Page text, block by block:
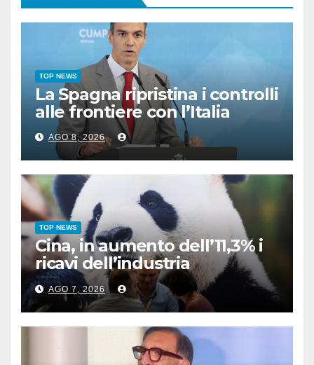
TOP NEWS
La Spagna ripristina i controlli
alle frontiere con l’Italia
AGO 8, 2026
TOP NEWS
Cina, in aumento dell’11,3% i
ricavi dell’industria
pubblicitaria
AGO 7, 2026